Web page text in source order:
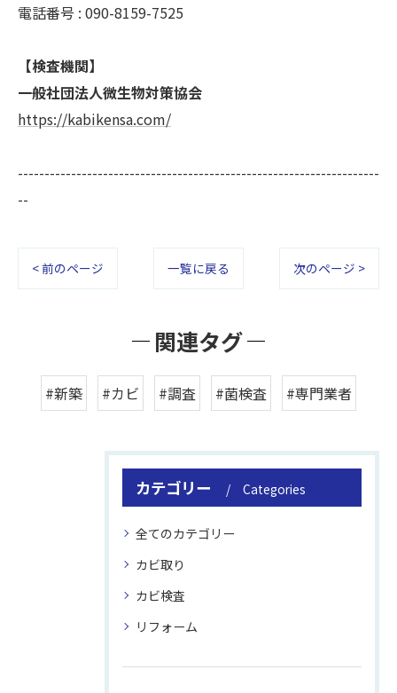
電話番号 : 090-8159-7525
【検査機関】
一般社団法人微生物対策協会
https://kabikensa.com/
--------------------------------------------------------------------
--
< 前のページ 一覧に戻る 次のページ >
関連タグ
#新築 #カビ #調査 #菌検査 #専門業者
カテゴリー Categories
全てのカテゴリー
カビ取り
カビ検査
リフォーム